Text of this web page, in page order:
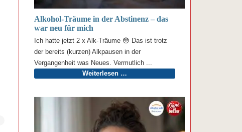
Alkohol-Träume in der Abstinenz – das
war neu für mich
Ich hatte jetzt 2 x Alk-Träume 😳 Das ist trotz
der bereits (kurzen) Alkpausen in der
Vergangenheit was Neues. Vermutlich ...
Weiterlesen …